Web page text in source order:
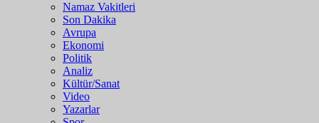
Namaz Vakitleri
Son Dakika
Avrupa
Ekonomi
Politik
Analiz
Kültür/Sanat
Video
Yazarlar